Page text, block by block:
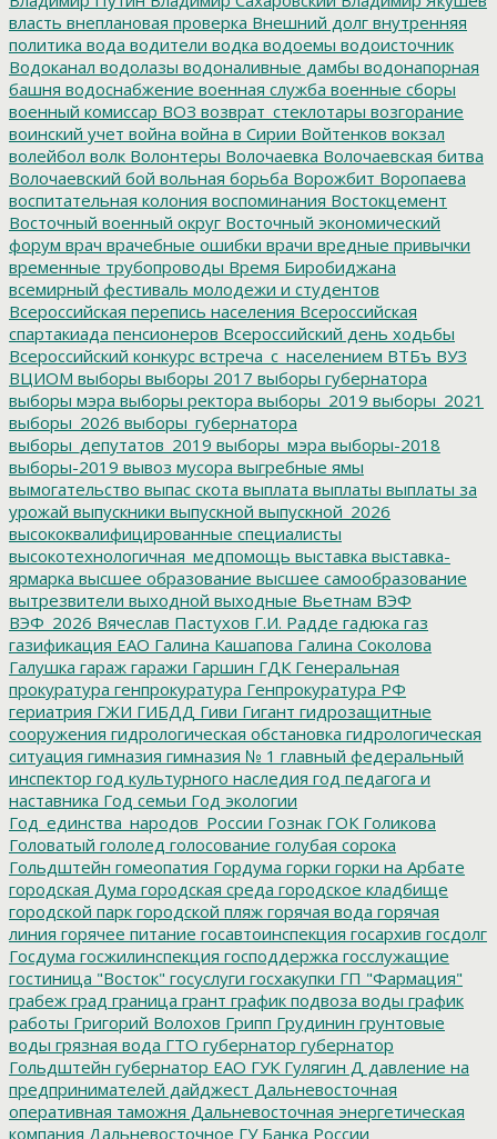
власть внеплановая проверка Внешний долг внутренняя
политика вода водители водка водоемы водоисточник
Водоканал водолазы водоналивные дамбы водонапорная
башня водоснабжение военная служба военные сборы
военный комиссар ВОЗ возврат_стеклотары возгорание
воинский учет война война в Сирии Войтенков вокзал
волейбол волк Волонтеры Волочаевка Волочаевская битва
Волочаевский бой вольная борьба Ворожбит Воропаева
воспитательная колония воспоминания Востокцемент
Восточный военный округ Восточный экономический
форум врач врачебные ошибки врачи вредные привычки
временные трубопроводы Время Биробиджана
всемирный фестиваль молодежи и студентов
Всероссийская перепись населения Всероссийская
спартакиада пенсионеров Всероссийский день ходьбы
Всероссийский конкурс встреча_с_населением ВТБъ ВУЗ
ВЦИОМ выборы выборы 2017 выборы губернатора
выборы мэра выборы ректора выборы_2019 выборы_2021
выборы_2026 выборы_губернатора
выборы_депутатов_2019 выборы_мэра выборы-2018
выборы-2019 вывоз мусора выгребные ямы
вымогательство выпас скота выплата выплаты выплаты за
урожай выпускники выпускной выпускной_2026
высококвалифицированные специалисты
высокотехнологичная_медпомощь выставка выставка-
ярмарка высшее образование высшее самообразование
вытрезвители выходной выходные Вьетнам ВЭФ
ВЭФ_2026 Вячеслав Пастухов Г.И. Радде гадюка газ
газификация ЕАО Галина Кашапова Галина Соколова
Галушка гараж гаражи Гаршин ГДК Генеральная
прокуратура генпрокуратура Генпрокуратура РФ
гериатрия ГЖИ ГИБДД Гиви Гигант гидрозащитные
сооружения гидрологическая обстановка гидрологическая
ситуация гимназия гимназия № 1 главный федеральный
инспектор год культурного наследия год педагога и
наставника Год семьи Год экологии
Год_единства_народов_России Гознак ГОК Голикова
Головатый гололед голосование голубая сорока
Гольдштейн гомеопатия Гордума горки горки на Арбате
городская Дума городская среда городское кладбище
городской парк городской пляж горячая вода горячая
линия горячее питание госавтоинспекция госархив госдолг
Госдума госжилинспекция господдержка госслужащие
гостиница "Восток" госуслуги госхакупки ГП "Фармация"
грабеж град граница грант график подвоза воды график
работы Григорий Волохов Грипп Грудинин грунтовые
воды грязная вода ГТО губернатор губернатор
Гольдштейн губернатор ЕАО ГУК Гулягин Д давление на
предпринимателей дайджест Дальневосточная
оперативная таможня Дальневосточная энергетическая
компания Дальневосточное ГУ Банка России